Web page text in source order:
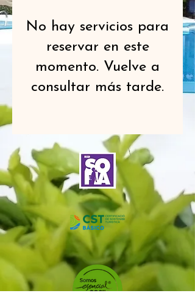
No hay servicios para
reservar en este
momento. Vuelve a
consultar más tarde.